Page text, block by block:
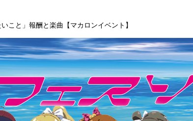
こと」報酬と楽曲【マカロンイベント】